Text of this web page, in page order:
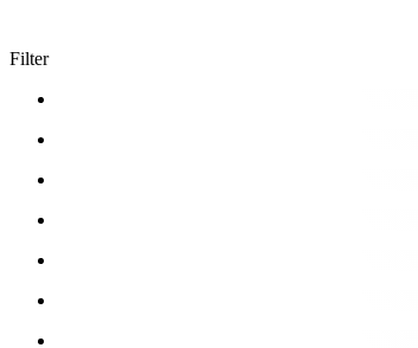
Filter